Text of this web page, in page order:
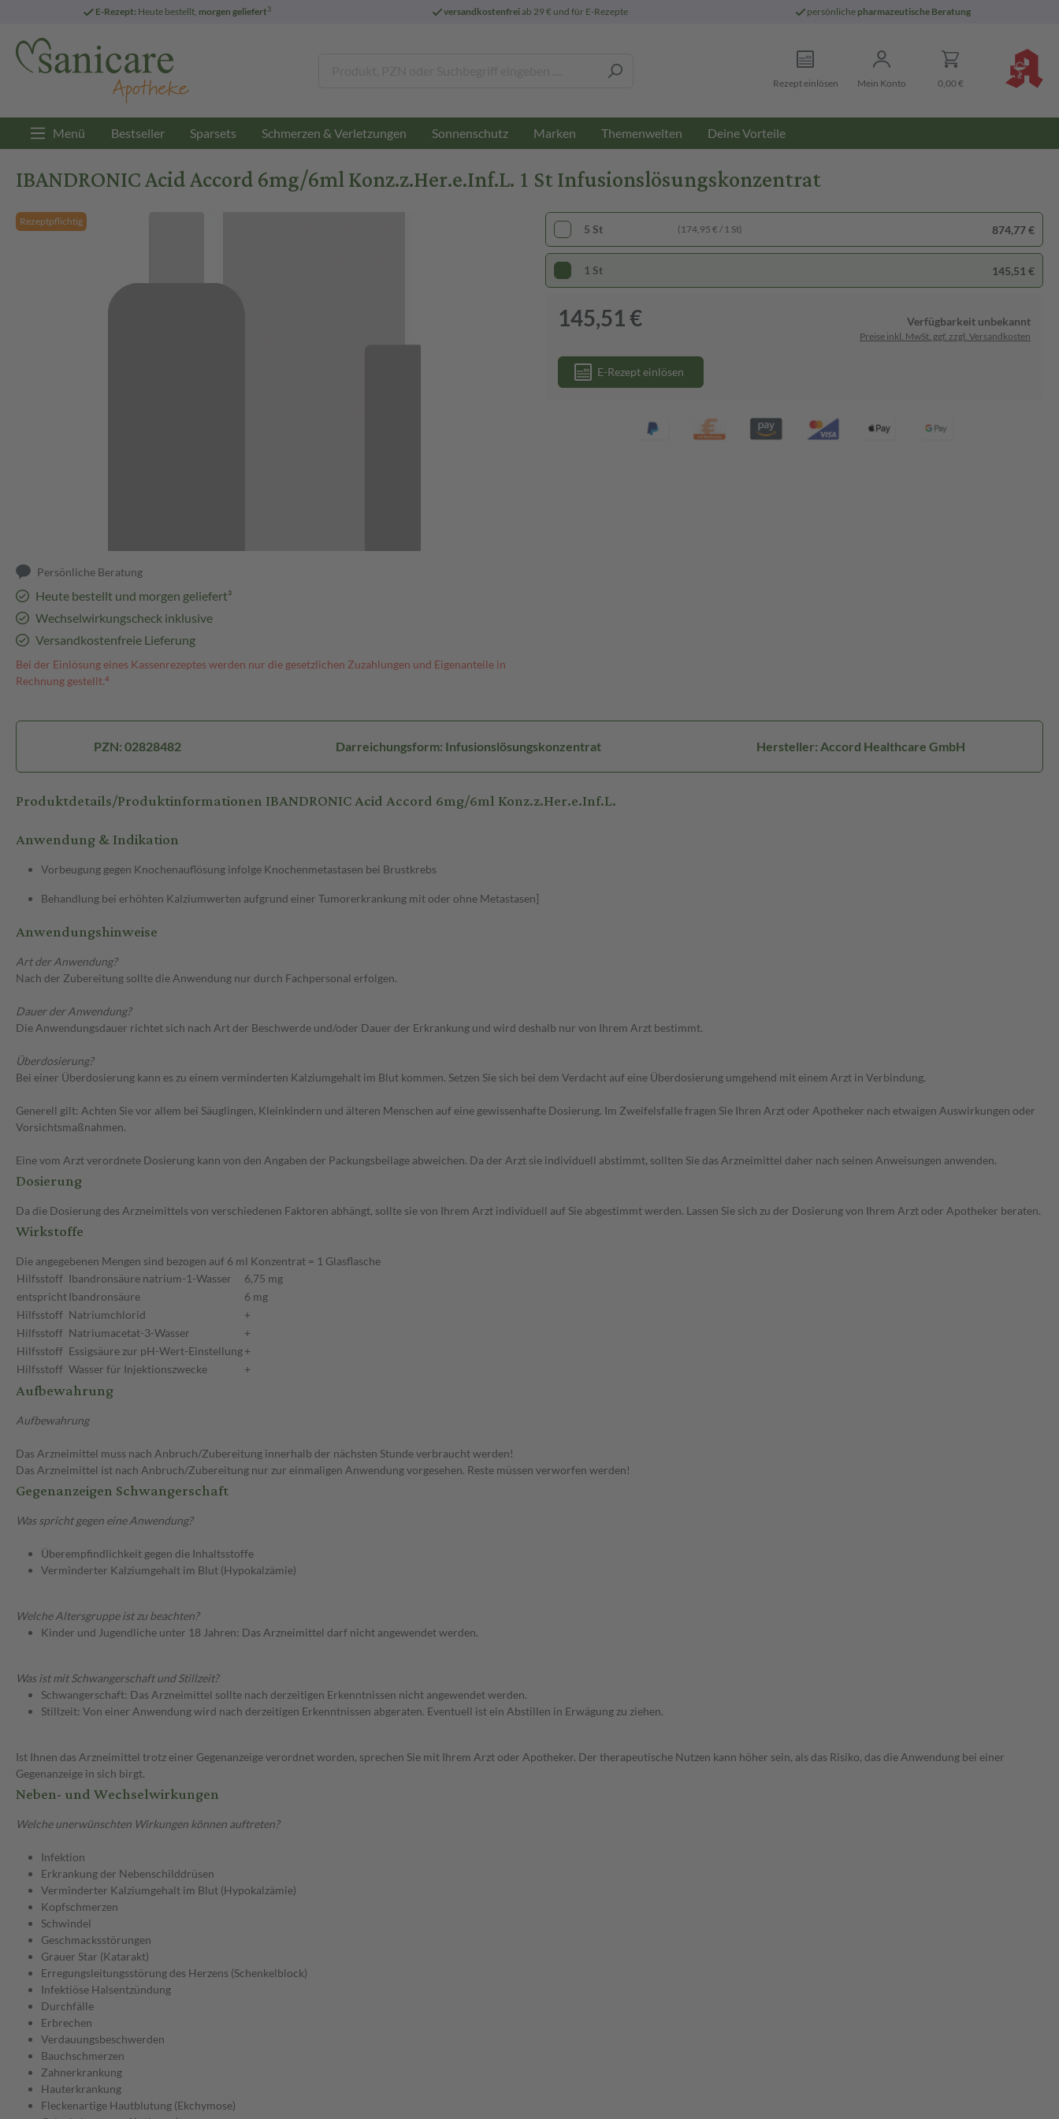
E-Rezept: Heute bestellt, morgen geliefert3 versandkostenfreiab 29 € und für E-Rezepte persönliche pharmazeutische Beratung
Rezept einlösen Mein Konto 0,00 €
Menü Bestseller Sparsets Schmerzen & Verletzungen Sonnenschutz Marken Themenwelten Deine Vorteile
IBANDRONIC Acid Accord 6mg/6ml Konz.z.Her.e.Inf.L. 1 St Infusionslösungskonzentrat
Rezeptpflichtig
Persönliche Beratung
Heute bestellt und morgen geliefert³
Wechselwirkungscheck inklusive
Versandkostenfreie Lieferung
Bei der Einlösung eines Kassenrezeptes werden nur die gesetzlichen Zuzahlungen und Eigenanteile in
Rechnung gestellt.⁴
5 St (174,95 € / 1 St) 874,77 €
1 St 145,51 €
145,51 € Verfügbarkeit unbekannt
Preise inkl. MwSt. ggf. zzgl. Versandkosten
E-Rezept einlösen
PZN: 02828482 Darreichungsform: Infusionslösungskonzentrat Hersteller: Accord Healthcare GmbH
Produktdetails/Produktinformationen IBANDRONIC Acid Accord 6mg/6ml Konz.z.Her.e.Inf.L.
Anwendung & Indikation
Vorbeugung gegen Knochenauflösung infolge Knochenmetastasen bei Brustkrebs
Behandlung bei erhöhten Kalziumwerten aufgrund einer Tumorerkrankung mit oder ohne Metastasen]
Anwendungshinweise
Art der Anwendung?
Nach der Zubereitung sollte die Anwendung nur durch Fachpersonal erfolgen.
Dauer der Anwendung?
Die Anwendungsdauer richtet sich nach Art der Beschwerde und/oder Dauer der Erkrankung und wird deshalb nur von Ihrem Arzt bestimmt.
Überdosierung?
Bei einer Überdosierung kann es zu einem verminderten Kalziumgehalt im Blut kommen. Setzen Sie sich bei dem Verdacht auf eine Überdosierung umgehend mit einem Arzt in Verbindung.
Generell gilt: Achten Sie vor allem bei Säuglingen, Kleinkindern und älteren Menschen auf eine gewissenhafte Dosierung. Im Zweifelsfalle fragen Sie Ihren Arzt oder Apotheker nach etwaigen Auswirkungen oder
Vorsichtsmaßnahmen.
Eine vom Arzt verordnete Dosierung kann von den Angaben der Packungsbeilage abweichen. Da der Arzt sie individuell abstimmt, sollten Sie das Arzneimittel daher nach seinen Anweisungen anwenden.
Dosierung
Da die Dosierung des Arzneimittels von verschiedenen Faktoren abhängt, sollte sie von Ihrem Arzt individuell auf Sie abgestimmt werden. Lassen Sie sich zu der Dosierung von Ihrem Arzt oder Apotheker beraten.
Wirkstoffe
Die angegebenen Mengen sind bezogen auf 6 ml Konzentrat = 1 Glasflasche
Hilfsstoff Ibandronsäure natrium-1-Wasser
6,75 mg
entsprichtIbandronsäure
6 mg
Hilfsstoff Natriumchlorid
+
Hilfsstoff Natriumacetat-3-Wasser
+
Hilfsstoff Essigsäure zur pH-Wert-Einstellung+
Hilfsstoff Wasser für Injektionszwecke +
Aufbewahrung
Aufbewahrung
Das Arzneimittel muss nach Anbruch/Zubereitung innerhalb der nächsten Stunde verbraucht werden!
Das Arzneimittel ist nach Anbruch/Zubereitung nur zur einmaligen Anwendung vorgesehen. Reste müssen verworfen werden!
Gegenanzeigen Schwangerschaft
Was spricht gegen eine Anwendung?
Überempfindlichkeit gegen die Inhaltsstoffe
Verminderter Kalziumgehalt im Blut (Hypokalzämie)
Welche Altersgruppe ist zu beachten?
Kinder und Jugendliche unter 18 Jahren: Das Arzneimittel darf nicht angewendet werden.
Was ist mit Schwangerschaft und Stillzeit?
Schwangerschaft: Das Arzneimittel sollte nach derzeitigen Erkenntnissen nicht angewendet werden.
Stillzeit: Von einer Anwendung wird nach derzeitigen Erkenntnissen abgeraten. Eventuell ist ein Abstillen in Erwägung zu ziehen.
Ist Ihnen das Arzneimittel trotz einer Gegenanzeige verordnet worden, sprechen Sie mit Ihrem Arzt oder Apotheker. Der therapeutische Nutzen kann höher sein, als das Risiko, das die Anwendung bei einer
Gegenanzeige in sich birgt.
Neben- und Wechselwirkungen
Welche unerwünschten Wirkungen können auftreten?
Infektion
Erkrankung der Nebenschilddrüsen
Verminderter Kalziumgehalt im Blut (Hypokalzämie)
Kopfschmerzen
Schwindel
Geschmacksstörungen
Grauer Star (Katarakt)
Erregungsleitungsstörung des Herzens (Schenkelblock)
Infektiöse Halsentzündung
Durchfälle
Erbrechen
Verdauungsbeschwerden
Bauchschmerzen
Zahnerkrankung
Hauterkrankung
Fleckenartige Hautblutung (Ekchymose)